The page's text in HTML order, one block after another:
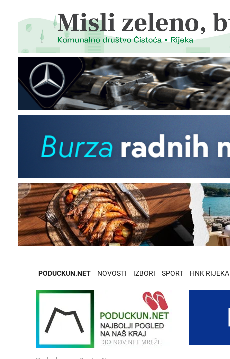
PODUCKUN.NET NOVOSTI IZBORI SPORT HNK RIJEKA